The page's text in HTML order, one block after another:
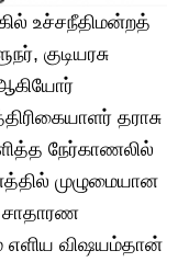
உச்சநீதிமன்றத்
குடியரசு
தராசு
நேர்காணலில்
முழுமையான
சாதாரண
எளிய விஷயம்தான்